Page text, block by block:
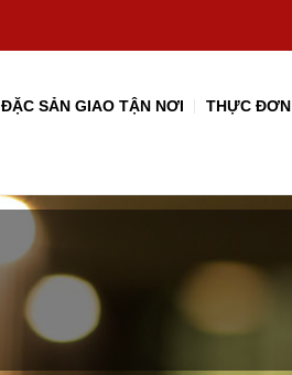
ĐẶC SẢN GIAO TẬN NƠI THỰC ĐƠN